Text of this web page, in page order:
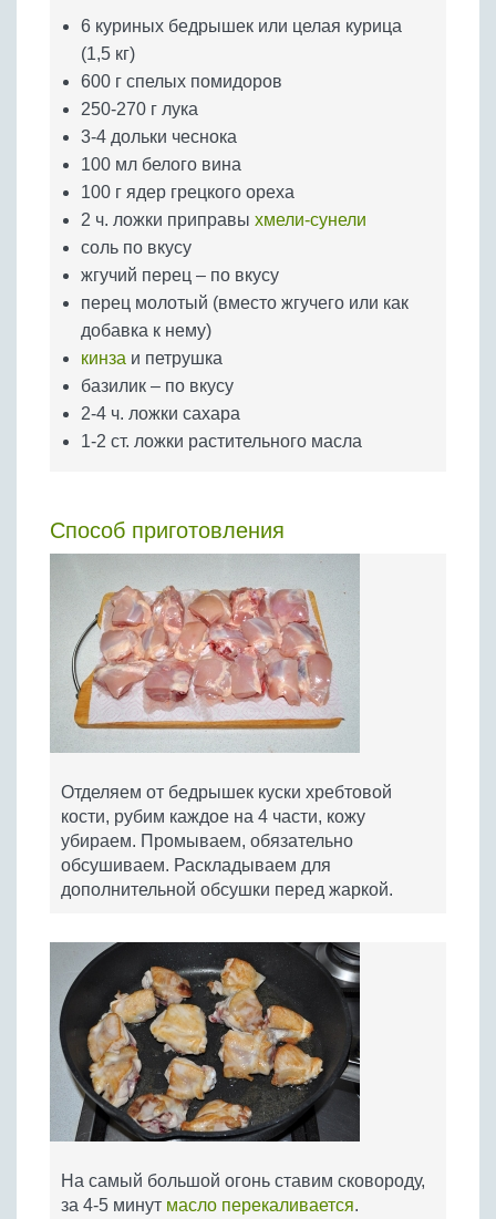
Яйца
Крупы
6 куриных бедрышек или целая курица
(1,5 кг)
600 г спелых помидоров
250-270 г лука
3-4 дольки чеснока
100 мл белого вина
100 г ядер грецкого ореха
2 ч. ложки приправы хмели-сунели
соль по вкусу
жгучий перец – по вкусу
перец молотый (вместо жгучего или как
добавка к нему)
кинза и петрушка
базилик – по вкусу
2-4 ч. ложки сахара
1-2 ст. ложки растительного масла
Способ приготовления
Отделяем от бедрышек куски хребтовой
кости, рубим каждое на 4 части, кожу
убираем. Промываем, обязательно
обсушиваем. Раскладываем для
дополнительной обсушки перед жаркой.
На самый большой огонь ставим сковороду,
за 4-5 минут масло перекаливается.